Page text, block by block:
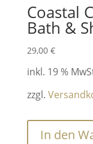
Coastal
Bath &
29,00 €
inkl. 19 %
zzgl.
In den